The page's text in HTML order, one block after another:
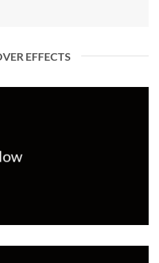
EFFECTS